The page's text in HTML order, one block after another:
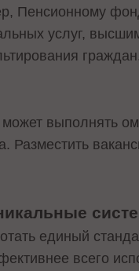
Пенсионному
услуг,
выполнять
Разместить
единый
всего